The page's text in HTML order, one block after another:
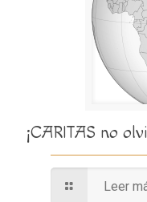
¡CARITAS no
Leer